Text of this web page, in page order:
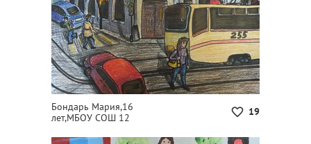
19
Бондарь Мария,16
лет,МБОУ СОШ 12